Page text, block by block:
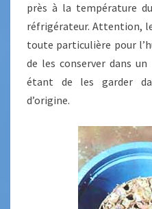
près à la température
réfrigérateur. Attention,
toute particulière pour
de les conserver dans
étant de les garder
d’origine.